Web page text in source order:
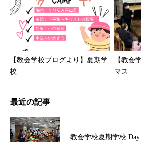
【教会学校ブログより】夏期学
校
【教会
マス
最近の記事
教会学校夏期学校